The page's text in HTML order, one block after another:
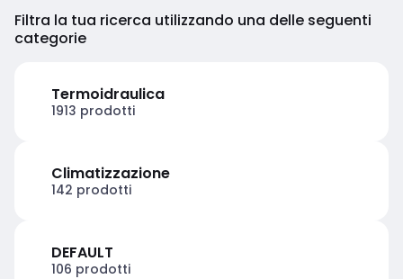
Filtra la tua ricerca utilizzando una delle seguenti
categorie
Termoidraulica
1913 prodotti
Climatizzazione
142 prodotti
DEFAULT
106 prodotti